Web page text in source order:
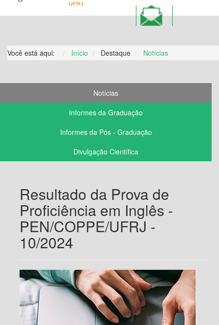
Você está aqui: Início Destaque Notícias
Notícias
Informes da Graduação
Informes da Pós - Graduação
Divulgação Científica
Resultado da Prova de
Proficiência em Inglês -
PEN/COPPE/UFRJ -
10/2024